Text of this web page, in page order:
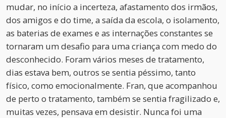
mudar, no início a incerteza, afastamento dos irmãos,
dos amigos e do time, a saída da escola, o isolamento,
as baterias de exames e as internações constantes se
tornaram um desafio para uma criança com medo do
desconhecido. Foram vários meses de tratamento,
dias estava bem, outros se sentia péssimo, tanto
físico, como emocionalmente. Fran, que acompanhou
de perto o tratamento, também se sentia fragilizado e,
muitas vezes, pensava em desistir. Nunca foi uma